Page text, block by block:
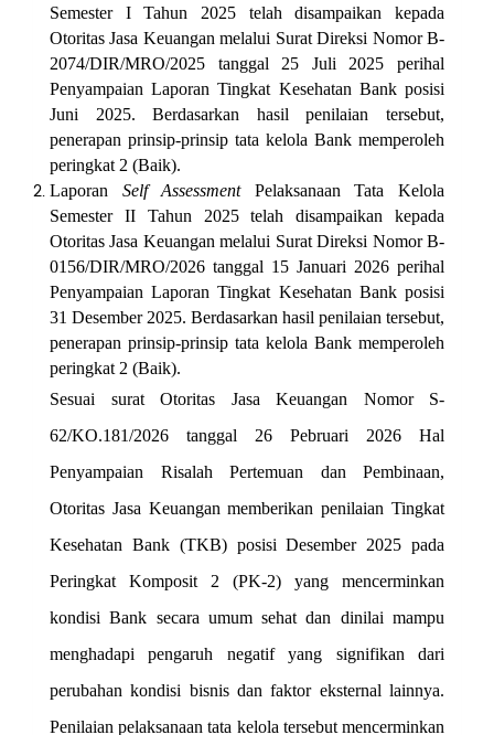
Semester I Tahun 2025 telah disampaikan kepada
Otoritas Jasa Keuangan melalui Surat Direksi Nomor B-
2074/DIR/MRO/2025 tanggal 25 Juli 2025 perihal
Penyampaian Laporan Tingkat Kesehatan Bank posisi
Juni 2025. Berdasarkan hasil penilaian tersebut,
penerapan prinsip-prinsip tata kelola Bank memperoleh
peringkat 2 (Baik).
Laporan Self AssessmentPelaksanaan Tata Kelola
Semester II Tahun 2025 telah disampaikan kepada
Otoritas Jasa Keuangan melalui Surat Direksi Nomor B-
0156/DIR/MRO/2026 tanggal 15 Januari 2026 perihal
Penyampaian Laporan Tingkat Kesehatan Bank posisi
31 Desember 2025. Berdasarkan hasil penilaian tersebut,
penerapan prinsip-prinsip tata kelola Bank memperoleh
peringkat 2 (Baik).
Sesuai surat Otoritas Jasa Keuangan Nomor S-
62/KO.181/2026 tanggal 26 Pebruari 2026 Hal
Penyampaian Risalah Pertemuan dan Pembinaan,
Otoritas Jasa Keuangan memberikan penilaian Tingkat
Kesehatan Bank (TKB) posisi Desember 2025 pada
Peringkat Komposit 2 (PK-2) yang mencerminkan
kondisi Bank secara umum sehat dan dinilai mampu
menghadapi pengaruh negatif yang signifikan dari
perubahan kondisi bisnis dan faktor eksternal lainnya.
Penilaian pelaksanaan tata kelola tersebut mencerminkan